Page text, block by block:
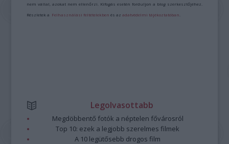
nem vállal, azokat nem ellenőrzi. Kifogás esetén forduljon a blog szerkesztőjéhez.
Részletek a Felhasználási feltételekben és azadatvédelmi tájékoztatóban
Legolvasottabb
Megdöbbentő fotók a néptelen fővárosról
Top 10: ezek a legjobb szerelmes filmek
A 10 legütősebb drogos film